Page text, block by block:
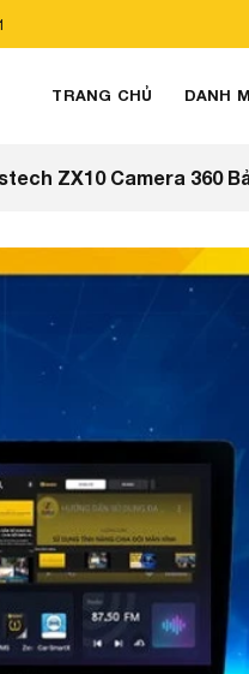
TRANG CHỦ DANH
ZX10 Camera 360